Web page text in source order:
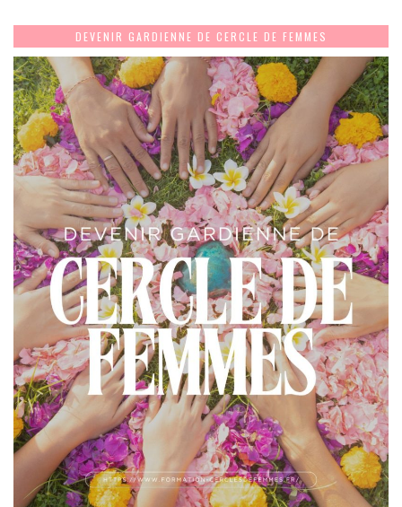
DEVENIR GARDIENNE DE CERCLE DE FEMMES